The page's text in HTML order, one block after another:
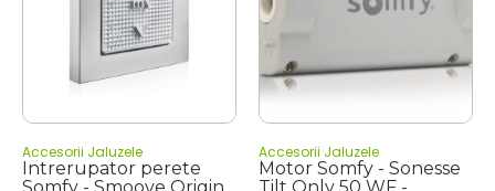
Accesorii Jaluzele
Intrerupator perete
Accesorii Jaluzele
Motor Somfy - Sonesse